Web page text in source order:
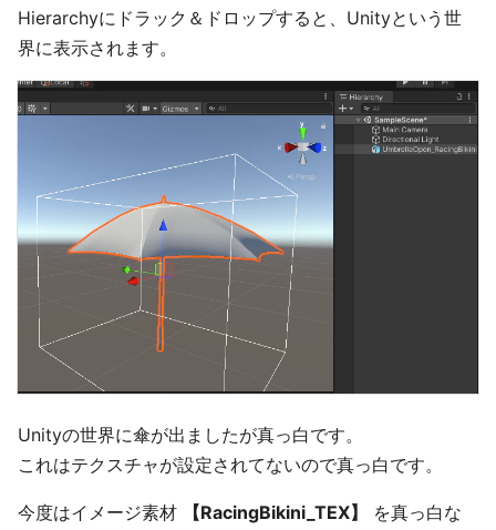
Hierarchyにドラック＆ドロップすると、Unityという世
界に表示されます。
Unityの世界に傘が出ましたが真っ白です。
これはテクスチャが設定されてないので真っ白です。
今度はイメージ素材 【RacingBikini_TEX】
を真っ白な